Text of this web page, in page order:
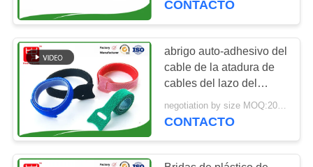
CONTACTO
abrigo auto-adhesivo del
cable de la atadura de
cables del lazo del
gancho de la forma de la
longitud T de 150m m
CONTACTO